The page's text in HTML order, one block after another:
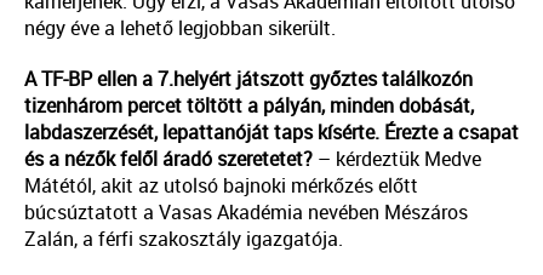
négy éve a lehető legjobban sikerült.
A TF-BP ellen a 7.helyért játszott győztes találkozón
tizenhárom percet töltött a pályán, minden dobását,
labdaszerzését, lepattanóját taps kísérte. Érezte a csapat
és a nézők felől áradó szeretetet? – kérdeztük Medve
Mátétól, akit az utolsó bajnoki mérkőzés előtt
búcsúztatott a Vasas Akadémia nevében Mészáros
Zalán, a férfi szakosztály igazgatója.